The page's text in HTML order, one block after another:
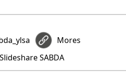
Mores
Slideshare SABDA